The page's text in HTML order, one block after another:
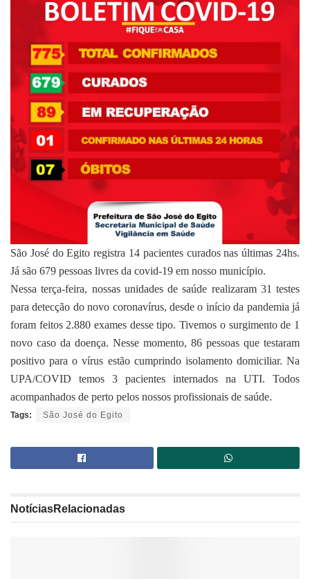
São José do Egito registra 14 pacientes curados nas últimas 24hs.
Já são 679 pessoas livres da covid-19 em nosso município.
Nessa terça-feira, nossas unidades de saúde realizaram 31 testes
para detecção do novo coronavírus, desde o início da pandemia já
foram feitos 2.880 exames desse tipo. Tivemos o surgimento de 1
novo caso da doença. Nesse momento, 86 pessoas que testaram
positivo para o vírus estão cumprindo isolamento domiciliar. Na
UPA/COVID temos 3 pacientes internados na UTI. Todos
acompanhados de perto pelos nossos profissionais de saúde.
Tags: São José do Egito
NotíciasRelacionadas